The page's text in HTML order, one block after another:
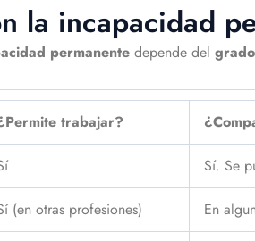
la incapacidad
permanente depende del
trabajar?
Sí. Se
(en otras profesiones) En